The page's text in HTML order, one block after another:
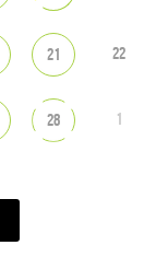
21 22
28 1